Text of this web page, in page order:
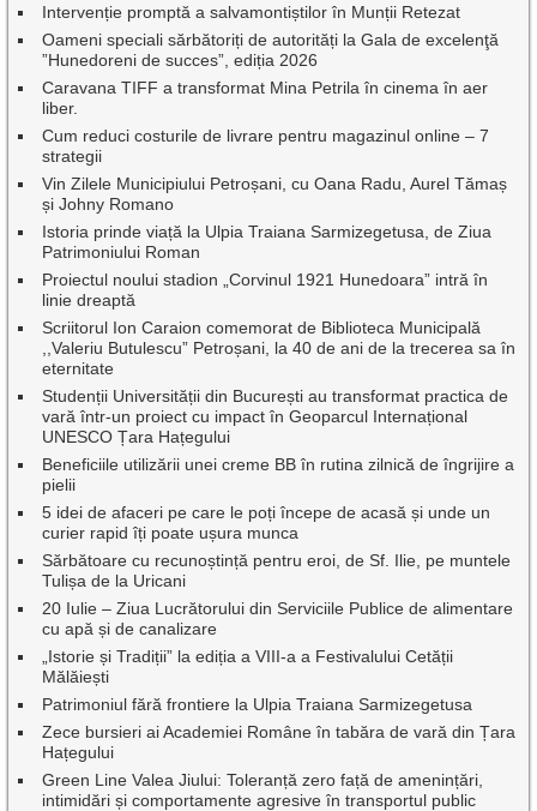
Intervenție promptă a salvamontiștilor în Munții Retezat
Oameni speciali sărbătoriți de autorități la Gala de excelenţă
”Hunedoreni de succes”, ediția 2026
Caravana TIFF a transformat Mina Petrila în cinema în aer
liber.
Cum reduci costurile de livrare pentru magazinul online – 7
strategii
Vin Zilele Municipiului Petroșani, cu Oana Radu, Aurel Tămaș
și Johny Romano
Istoria prinde viață la Ulpia Traiana Sarmizegetusa, de Ziua
Patrimoniului Roman
Proiectul noului stadion „Corvinul 1921 Hunedoara” intră în
linie dreaptă
Scriitorul Ion Caraion comemorat de Biblioteca Municipală
,,Valeriu Butulescu” Petroșani, la 40 de ani de la trecerea sa în
eternitate
Studenții Universității din București au transformat practica de
vară într-un proiect cu impact în Geoparcul Internațional
UNESCO Țara Hațegului
Beneficiile utilizării unei creme BB în rutina zilnică de îngrijire a
pielii
5 idei de afaceri pe care le poți începe de acasă și unde un
curier rapid îți poate ușura munca
Sărbătoare cu recunoștință pentru eroi, de Sf. Ilie, pe muntele
Tulișa de la Uricani
20 Iulie – Ziua Lucrătorului din Serviciile Publice de alimentare
cu apă și de canalizare
„Istorie și Tradiții” la ediția a VIII-a a Festivalului Cetății
Mălăiești
Patrimoniul fără frontiere la Ulpia Traiana Sarmizegetusa
Zece bursieri ai Academiei Române în tabăra de vară din Țara
Hațegului
Green Line Valea Jiului: Toleranță zero față de amenințări,
intimidări și comportamente agresive în transportul public